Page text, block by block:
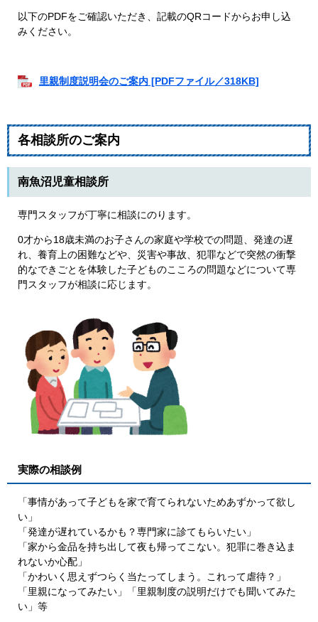
以下のPDFをご確認いただき、記載のQRコードからお申し込
みください。
里親制度説明会のご案内 [PDFファイル／318KB]
各相談所のご案内
南魚沼児童相談所
専門スタッフが丁寧に相談にのります。
0才から18歳未満のお子さんの家庭や学校での問題、発達の遅
れ、養育上の困難などや、災害や事故、犯罪などで突然の衝撃
的なできごとを体験した子どものこころの問題などについて専
門スタッフが相談に応じます。
実際の相談例
「事情があって子どもを家で育てられないためあずかって欲し
い」
「発達が遅れているかも？専門家に診てもらいたい」
「家から金品を持ち出して夜も帰ってこない。犯罪に巻き込ま
れないか心配」
「かわいく思えずつらく当たってしまう。これって虐待？」
「里親になってみたい」「里親制度の説明だけでも聞いてみた
い」等